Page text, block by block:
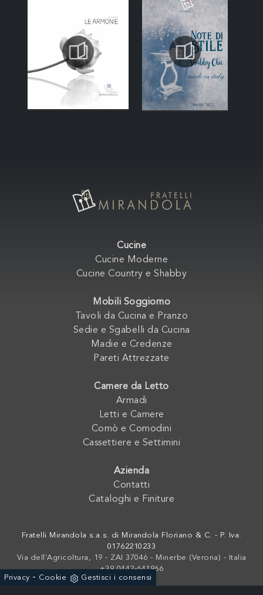
Cucine
Cucine Moderne
Cucine Country e Shabby
Mobili Soggiorno
Tavoli da Cucina e Pranzo
Sedie e Sgabelli da Cucina
Madie e Credenze
Pareti Attrezzate
Camere da Letto
Armadi
Letti e Camere
Comò e Comodini
Cassettiere e Settimini
Azienda
Contatti
Cataloghi e Finiture
Fratelli Mirandola s.a.s. di Mirandola Floriano & C. - P. Iva:
01762210233
Via dell'Agricoltura, 19 - ZAI 37046 - Minerbe (Verona) - Italia
+39 0442-641966
Privacy - Cookie Gestisci i consensi